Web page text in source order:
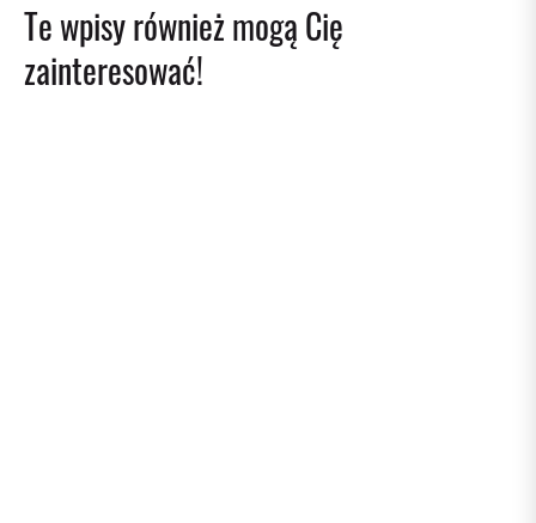
Te wpisy również mogą Cię
zainteresować!